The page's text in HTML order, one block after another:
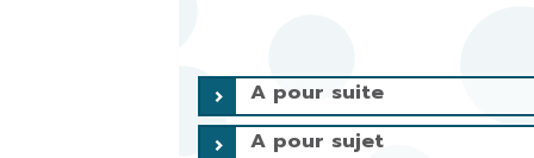
A pour suite
A pour sujet